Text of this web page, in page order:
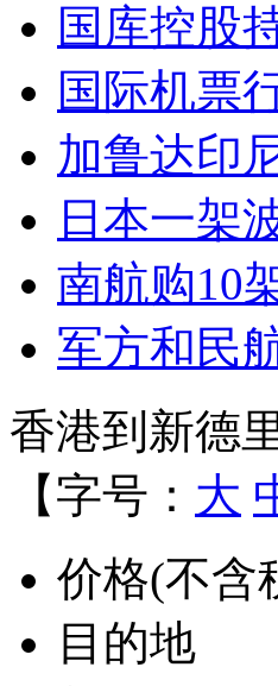
国库控股
国际机票
加鲁达印
日本一架
南航购10
军方和民
香港到新德
【字号： 大
价格(不含
目的地